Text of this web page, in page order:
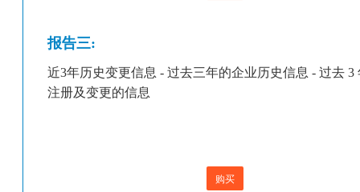
报告三:
近3年历史变更信息 - 过去三年的企业历史信息 - 过去 3
注册及变更的信息
购买